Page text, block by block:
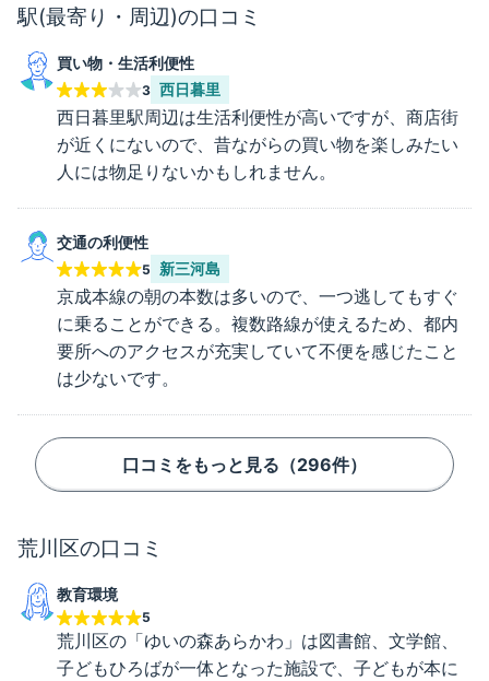
駅(最寄り・周辺)の口コミ
買い物・生活利便性
3 西日暮里
西日暮里駅周辺は生活利便性が高いですが、商店街
が近くにないので、昔ながらの買い物を楽しみたい
人には物足りないかもしれません。
交通の利便性
5 新三河島
京成本線の朝の本数は多いので、一つ逃してもすぐ
に乗ることができる。複数路線が使えるため、都内
要所へのアクセスが充実していて不便を感じたこと
は少ないです。
口コミをもっと見る（296件）
荒川区の口コミ
教育環境
5
荒川区の「ゆいの森あらかわ」は図書館、文学館、
子どもひろばが一体となった施設で、子どもが本に